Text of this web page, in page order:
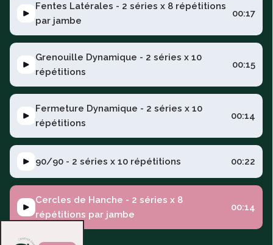
Fentes Latérales - 2 séries x 8 répétitions
par jambe
00:17
Grenouille Dynamique - 2 séries x 10
répétitions
00:15
Fermeture Dynamique - 2 séries x 10
répétitions
00:14
90/90 - 2 séries x 10 répétitions 00:22
Cercles de Hanche - 2 séries x 8
répétitions par jambe
00:14